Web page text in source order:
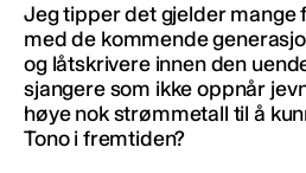
Jeg tipper det gjelder mange
med de kommende
og låtskrivere innen den
sjangere som ikke oppnår
høye nok strømmetall til å
Tono i fremtiden?